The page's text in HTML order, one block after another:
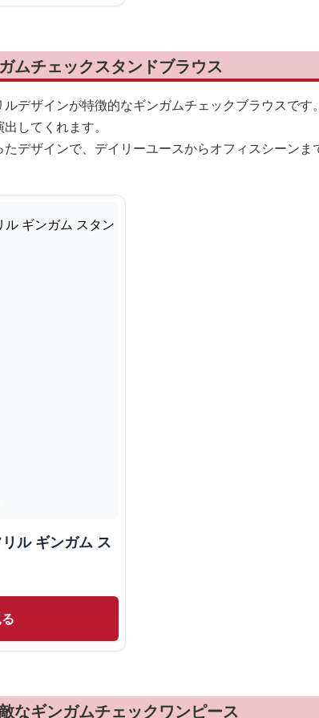
ムチェックスタンドブラウス
デザインが特徴的なギンガムチェックブラウスです。
してくれます。
デザインで、デイリーユースからオフィスシーンま
ル ギンガム ス
なギンガムチェックワンピース